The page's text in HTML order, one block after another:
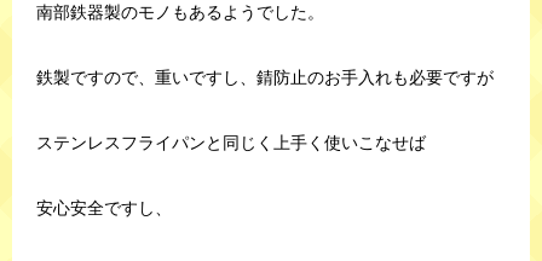
南部鉄器製のモノもあるようでした。
鉄製ですので、重いですし、錆防止のお手入れも必要ですが
ステンレスフライパンと同じく上手く使いこなせば
安心安全ですし、